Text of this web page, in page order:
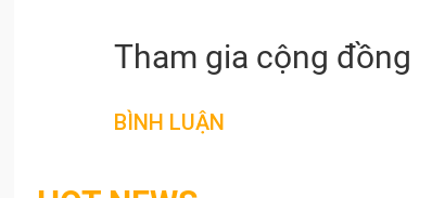
Tham gia cộng đồng
BÌNH LUẬN